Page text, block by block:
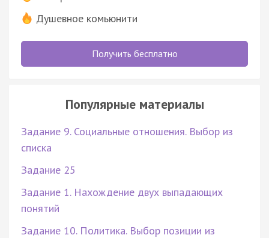
Душевное комьюнити
Получить бесплатно
Популярные материалы
Задание 9. Социальные отношения. Выбор из
списка
Задание 25
Задание 1. Нахождение двух выпадающих
понятий
Задание 10. Политика. Выбор позиции из